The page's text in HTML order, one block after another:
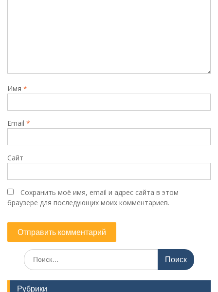
Имя *
Email *
Сайт
Сохранить моё имя, email и адрес сайта в этом
браузере для последующих моих комментариев.
Поиск
по:
Рубрики